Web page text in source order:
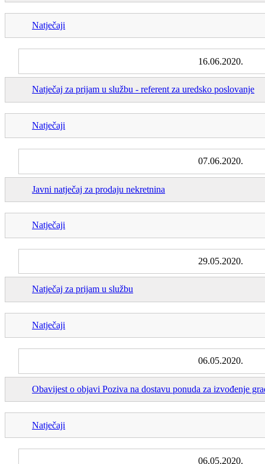
Natječaji
16.06.2020.
Natječaj za prijam u službu - referent za uredsko poslovanje
Natječaji
07.06.2020.
Javni natječaj za prodaju nekretnina
Natječaji
29.05.2020.
Natječaj za prijam u službu
Natječaji
06.05.2020.
Obavijest o objavi Poziva na dostavu ponuda za izvođenje
Natječaji
06.05.2020.